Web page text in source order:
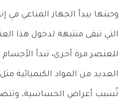
وحينها يبدأ الجهاز المناعي في
التي تبقى منتبهة لدخول هذا
للعنصر مرة أخرى، تبدأ
العديد من المواد الكيميائية
تُسبب أعراض الحساسية.